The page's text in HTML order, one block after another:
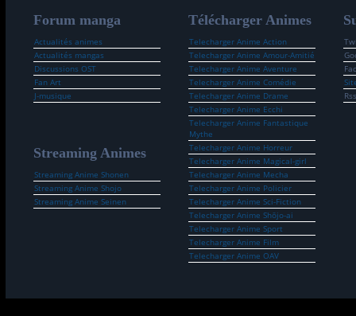
Forum manga
Actualités animes
Actualités mangas
Discussions OST
Fan Art
J-musique
Streaming Animes
Streaming Anime Shonen
Streaming Anime Shojo
Streaming Anime Seinen
Télécharger Animes
Telecharger Anime Action
Telecharger Anime Amour-Amitié
Telecharger Anime Aventure
Telecharger Anime Comédie
Telecharger Anime Drame
Telecharger Anime Ecchi
Telecharger Anime Fantastique
Mythe
Telecharger Anime Horreur
Telecharger Anime Magical-girl
Telecharger Anime Mecha
Telecharger Anime Policier
Telecharger Anime Sci-Fiction
Telecharger Anime Shōjo-ai
Telecharger Anime Sport
Telecharger Anime Film
Telecharger Anime OAV
Rss